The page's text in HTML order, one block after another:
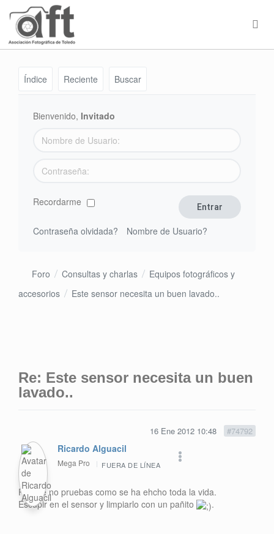
Índice Reciente Buscar
Bienvenido, Invitado
Recordarme
Contraseña olvidada? Nombre de Usuario?
Foro Consultas y charlas
Equipos fotográficos y
accesorios
Este sensor necesita un buen lavado..
Re: Este sensor necesita un buen
lavado..
16 Ene 2012 10:48 #74792
Ricardo Alguacil
Mega Pro FUERA DE LÍNEA
Porque no pruebas como se ha ehcho toda la vida.
Escupir en el sensor y limpiarlo con un pañito
.